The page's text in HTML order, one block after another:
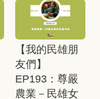
真正深入田間，進
行一場農民健康的
總體檢。在農業現
場，農民的勞動環
境常被社會忽略，
例如在密閉溫室中
獨自工作的農民，
【我的民雄朋
友們】
EP193：尊嚴
農業－民雄女